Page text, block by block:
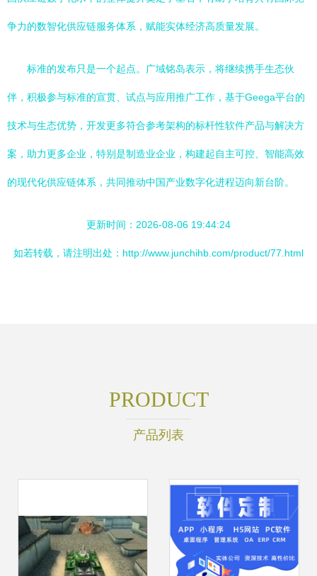
争力的数智化供应链服务体系，赋能实体经济高质量发展。
标准的发布只是一个起点。广域铭岛表示，将继续携手生态伙
伴，积极参与标准的宣贯、试点与应用推广工作，基于Geega平台的
技术与生态优势，开发更多符合参考架构的标杆性软件产品与解决方
案，助力更多企业，特别是制造业企业，构建起自主可控、智能高效
的现代化供应链体系，共同推动中国产业数字化进程迈向新台阶。
更新时间：2026-08-06 19:44:24
如若转载，请注明出处：http://www.junchihb.com/product/77.html
PRODUCT
产品列表